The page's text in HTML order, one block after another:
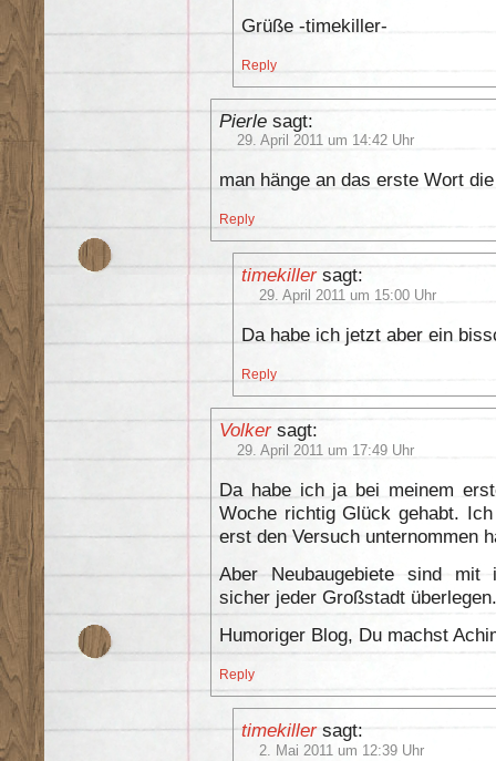
Grüße -timekiller-
Reply
Pierle sagt:
29. April 2011 um 14:42 Uhr
man hänge an das erste Wort die
Reply
timekiller sagt:
29. April 2011 um 15:00 Uhr
Da habe ich jetzt aber ein
Reply
Volker sagt:
29. April 2011 um 17:49 Uhr
Da habe ich ja bei meinem
Woche richtig Glück gehabt.
erst den Versuch unternommen
Aber Neubaugebiete sind mit
sicher jeder Großstadt überlegen.
Humoriger Blog, Du machst
Reply
timekiller sagt:
2. Mai 2011 um 12:39 Uhr